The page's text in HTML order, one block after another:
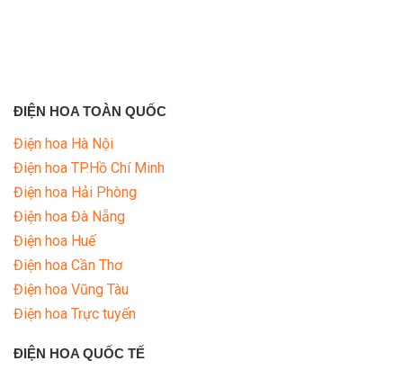
ĐIỆN HOA TOÀN QUỐC
Điện hoa Hà Nội
Điện hoa TP.Hồ Chí Minh
Điện hoa Hải Phòng
Điện hoa Đà Nẵng
Điện hoa Huế
Điện hoa Cần Thơ
Điện hoa Vũng Tàu
Điện hoa Trực tuyến
ĐIỆN HOA QUỐC TẾ